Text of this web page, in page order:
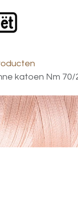
katoen Nm 70/